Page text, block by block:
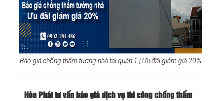
Báo giá chống thấm tường nhà tại quận 1 | Ưu đãi giảm giá 20%
Hòa Phát tư vấn báo giá dịch vụ thi công chống thấm